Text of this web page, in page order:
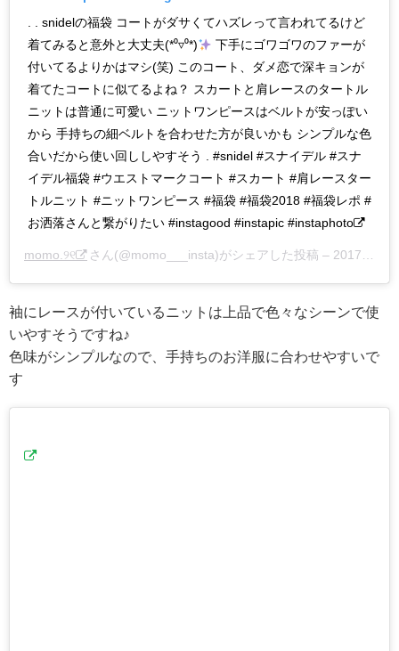
. . snidelの福袋 コートがダサくてハズレって言われてるけど
着てみると意外と大丈夫(*⁰▿⁰*)
下手にゴワゴワのファーが
付いてるよりかはマシ(笑) このコート、ダメ恋で深キョンが
着てたコートに似てるよね？ スカートと肩レースのタートル
ニットは普通に可愛い ニットワンピースはベルトが安っぽい
から 手持ちの細ベルトを合わせた方が良いかも シンプルな色
合いだから使い回ししやすそう . #snidel #スナイデル #スナ
イデル福袋 #ウエストマークコート #スカート #肩レースター
トルニット #ニットワンピース #福袋 #福袋2018 #福袋レポ #
お洒落さんと繋がりたい #instagood #instapic #instaphoto
momo.୨୧ さん(@momo___insta)がシェアした投稿 – 2017年12月月31日午後10時46分PST
袖にレースが付いているニットは上品で色々なシーンで使
いやすそうですね♪
色味がシンプルなので、手持ちのお洋服に合わせやすいで
す